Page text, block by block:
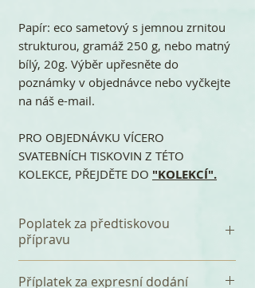
Papír: eco sametový s jemnou zrnitou
strukturou, gramáž 250 g, nebo matný
bílý, 20g. Výběr upřesněte do
poznámky v objednávce nebo vyčkejte
na náš e-mail.
PRO OBJEDNÁVKU VÍCERO
SVATEBNÍCH TISKOVIN Z TÉTO
KOLEKCE, PŘEJDĚTE DO "KOLEKCÍ".
Poplatek za předtiskovou
přípravu
Příplatek za expresní dodání